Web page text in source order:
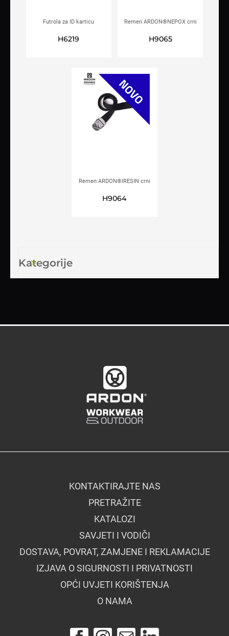
Futrola za ID karticu
H6219
Remen ARDON®NEPOX crni
H9065
Remen ARDON®IRESIN crni
H9064
Kategorije
KONTAKTIRAJTE NAS
PRETRAŽITE
KATALOZI
SAVJETI I VODIČI
DOSTAVA, POVRAT, ZAMJENE I REKLAMACIJE
IZJAVA O SIGURNOSTI I PRIVATNOSTI
OPĆI UVJETI KORIŠTENJA
O NAMA